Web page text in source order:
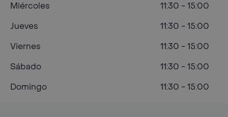
Miércoles
11:30 - 15:00
Jueves
11:30 - 15:00
Viernes
11:30 - 15:00
Sábado
11:30 - 15:00
Domingo
11:30 - 15:00